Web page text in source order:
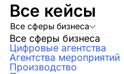
Все кейсы
Все сферы бизнеса
Все сферы бизнеса
Цифровые агентства
Агентства мероприятий
Производство